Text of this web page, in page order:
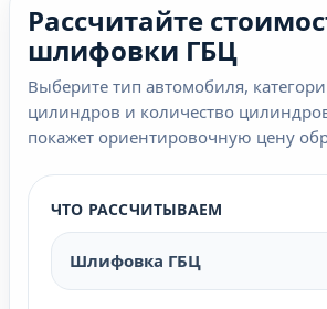
Рассчитайте
шлифовки ГБЦ
Выберите тип автомобиля,
цилиндров и количество
покажет ориентировочную цену
ЧТО РАССЧИТЫВАЕМ
Шлифовка ГБЦ